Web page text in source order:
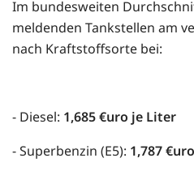
Im bundesweiten
meldenden Tankstellen am
nach Kraftstoffsorte bei:
- Diesel: 1,685 €uro je Liter
- Superbenzin (E5): 1,787